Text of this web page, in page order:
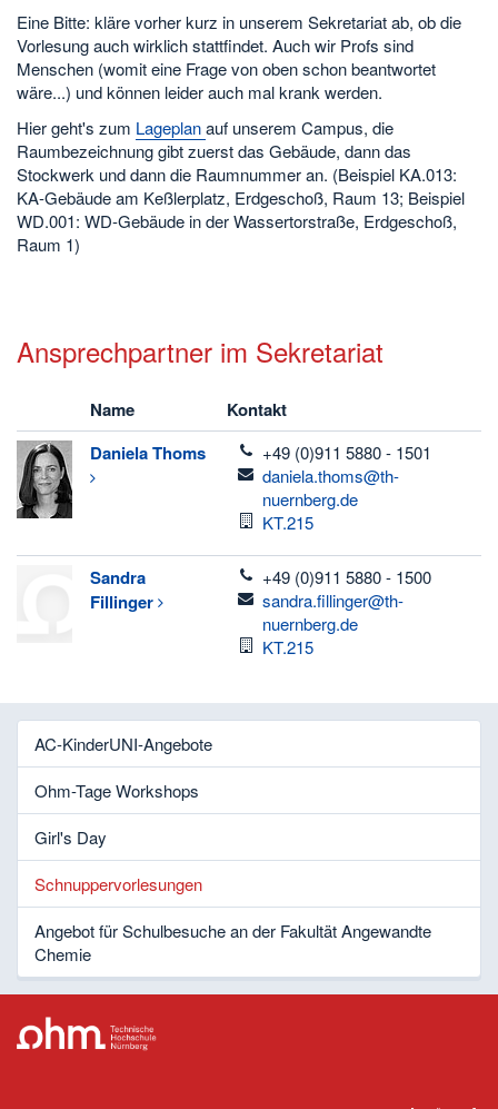
Eine Bitte: kläre vorher kurz in unserem Sekretariat ab, ob die
Vorlesung auch wirklich stattfindet. Auch wir Profs sind
Menschen (womit eine Frage von oben schon beantwortet
wäre...) und können leider auch mal krank werden.
Hier geht's zum Lageplanauf unserem Campus, die
Raumbezeichnung gibt zuerst das Gebäude, dann das
Stockwerk und dann die Raumnummer an. (Beispiel KA.013:
KA-Gebäude am Keßlerplatz, Erdgeschoß, Raum 13; Beispiel
WD.001: WD-Gebäude in der Wassertorstraße, Erdgeschoß,
Raum 1)
Ansprechpartner im Sekretariat
Name
Kontakt
DanielaThoms telefon
+49 (0)911 5880 - 1501
email
daniela.thoms@th-
nuernberg.de
Raum
KT.215
Sandra
Fillinger
telefon
+49 (0)911 5880 - 1500
email
sandra.fillinger@th-
nuernberg.de
Raum
KT.215
AC-KinderUNI-Angebote
Ohm-Tage Workshops
Girl's Day
Schnuppervorlesungen
Angebot für Schulbesuche an der Fakultät Angewandte
Chemie